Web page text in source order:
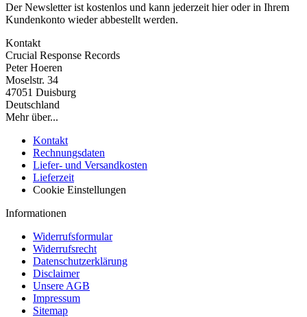
Der Newsletter ist kostenlos und kann jederzeit hier oder in Ihrem
Kundenkonto wieder abbestellt werden.
Kontakt
Crucial Response Records
Peter Hoeren
Moselstr. 34
47051 Duisburg
Deutschland
Mehr über...
Kontakt
Rechnungsdaten
Liefer- und Versandkosten
Lieferzeit
Cookie Einstellungen
Informationen
Widerrufsformular
Widerrufsrecht
Datenschutzerklärung
Disclaimer
Unsere AGB
Impressum
Sitemap